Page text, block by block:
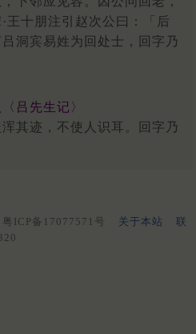
王十朋注引赵次公曰：「后
洞宾易姓为回处士，回字乃
吕先生记〉
其迹，不使人识耳。回字乃
粤ICP备17077571号 关于本站
联